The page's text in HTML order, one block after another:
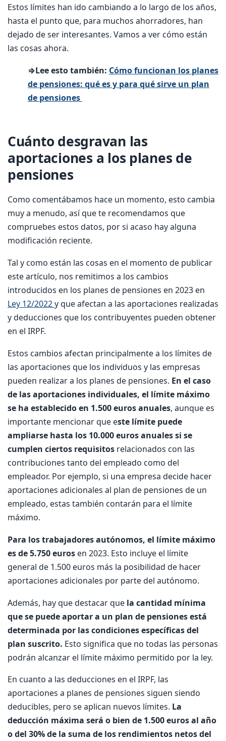
Estos límites han ido cambiando a lo largo de los años,
hasta el punto que, para muchos ahorradores, han
dejado de ser interesantes. Vamos a ver cómo están
las cosas ahora.
⇒Lee esto también: Cómo funcionan los planes
de pensiones: qué es y para qué sirve un plan
de pensiones
Cuánto desgravan las
aportaciones a los planes de
pensiones
Como comentábamos hace un momento, esto cambia
muy a menudo, así que te recomendamos que
compruebes estos datos, por si acaso hay alguna
modificación reciente.
Tal y como están las cosas en el momento de publicar
este artículo, nos remitimos a los cambios
introducidos en los planes de pensiones en 2023 en
Ley 12/2022y que afectan a las aportaciones realizadas
y deducciones que los contribuyentes pueden obtener
en el IRPF.
Estos cambios afectan principalmente a los límites de
las aportaciones que los individuos y las empresas
pueden realizar a los planes de pensiones. En el caso
de las aportaciones individuales, el límite máximo
se ha establecido en 1.500 euros anuales, aunque es
importante mencionar que este límite puede
ampliarse hasta los 10.000 euros anuales si se
cumplen ciertos requisitos relacionados con las
contribuciones tanto del empleado como del
empleador. Por ejemplo, si una empresa decide hacer
aportaciones adicionales al plan de pensiones de un
empleado, estas también contarán para el límite
máximo.
Para los trabajadores autónomos, el límite máximo
es de 5.750 euros en 2023. Esto incluye el límite
general de 1.500 euros más la posibilidad de hacer
aportaciones adicionales por parte del autónomo.
Además, hay que destacar que la cantidad mínima
que se puede aportar a un plan de pensiones está
determinada por las condiciones específicas del
plan suscrito. Esto significa que no todas las personas
podrán alcanzar el límite máximo permitido por la ley.
En cuanto a las deducciones en el IRPF, las
aportaciones a planes de pensiones siguen siendo
deducibles, pero se aplican nuevos límites. La
deducción máxima será o bien de 1.500 euros al año
o del 30% de la suma de los rendimientos netos del